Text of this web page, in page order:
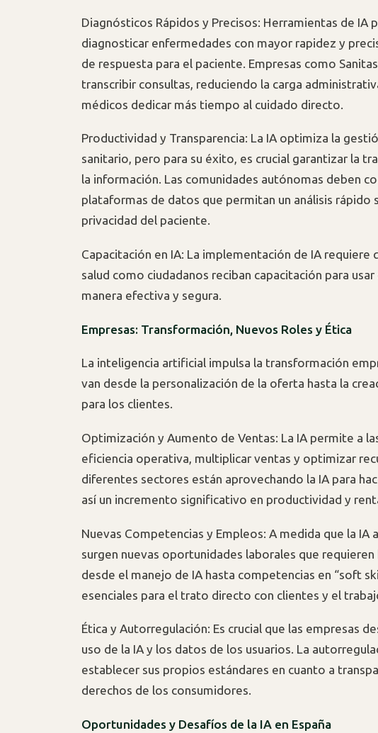
Diagnósticos Rápidos y Precisos: Herramientas de IA
diagnosticar enfermedades con mayor rapidez y
de respuesta para el paciente. Empresas como
transcribir consultas, reduciendo la carga
médicos dedicar más tiempo al cuidado directo.
Productividad y Transparencia: La IA optimiza la
sanitario, pero para su éxito, es crucial garantizar la
la información. Las comunidades autónomas deben
plataformas de datos que permitan un análisis rápido
privacidad del paciente.
Capacitación en IA: La implementación de IA
salud como ciudadanos reciban capacitación para
manera efectiva y segura.
Empresas: Transformación, Nuevos Roles y Ética
La inteligencia artificial impulsa la transformación
van desde la personalización de la oferta hasta la
para los clientes.
Optimización y Aumento de Ventas: La IA permite a
eficiencia operativa, multiplicar ventas y optimizar
diferentes sectores están aprovechando la IA para
así un incremento significativo en productividad y
Nuevas Competencias y Empleos: A medida que la
surgen nuevas oportunidades laborales que requieren
desde el manejo de IA hasta competencias en “soft
esenciales para el trato directo con clientes y el
Ética y Autorregulación: Es crucial que las empresas
uso de la IA y los datos de los usuarios. La
establecer sus propios estándares en cuanto a
derechos de los consumidores.
Oportunidades y Desafíos de la IA en España